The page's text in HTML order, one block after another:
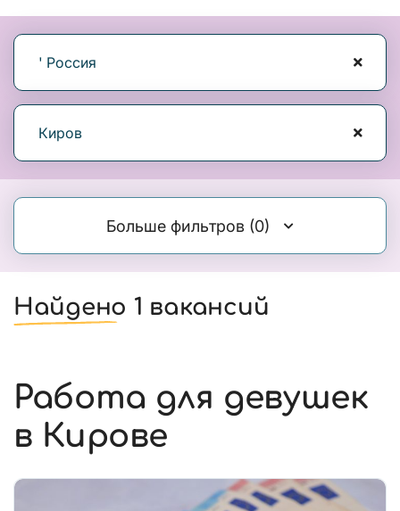
' Россия
Киров
Больше фильтров (0)
Найдено 1 вакансий
Работа для девушек
в Кирове